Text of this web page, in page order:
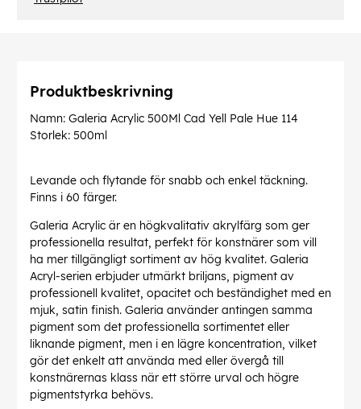
Produktbeskrivning
Namn: Galeria Acrylic 500Ml Cad Yell Pale Hue 114
Storlek: 500ml
Levande och flytande för snabb och enkel täckning.
Finns i 60 färger.
Galeria Acrylic är en högkvalitativ akrylfärg som ger
professionella resultat, perfekt för konstnärer som vill
ha mer tillgängligt sortiment av hög kvalitet. Galeria
Acryl-serien erbjuder utmärkt briljans, pigment av
professionell kvalitet, opacitet och beständighet med en
mjuk, satin finish. Galeria använder antingen samma
pigment som det professionella sortimentet eller
liknande pigment, men i en lägre koncentration, vilket
gör det enkelt att använda med eller övergå till
konstnärernas klass när ett större urval och högre
pigmentstyrka behövs.